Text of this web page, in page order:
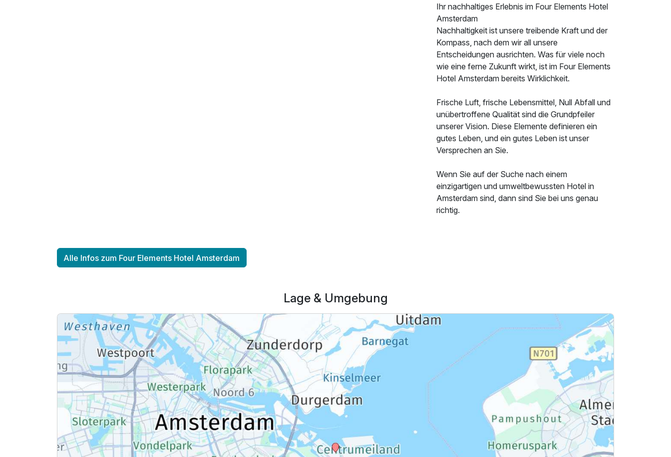
Ihr nachhaltiges Erlebnis im Four Elements Hotel
Amsterdam
Nachhaltigkeit ist unsere treibende Kraft und der
Kompass, nach dem wir all unsere
Entscheidungen ausrichten. Was für viele noch
wie eine ferne Zukunft wirkt, ist im Four Elements
Hotel Amsterdam bereits Wirklichkeit.
Frische Luft, frische Lebensmittel, Null Abfall und
unübertroffene Qualität sind die Grundpfeiler
unserer Vision. Diese Elemente definieren ein
gutes Leben, und ein gutes Leben ist unser
Versprechen an Sie.
Wenn Sie auf der Suche nach einem
einzigartigen und umweltbewussten Hotel in
Amsterdam sind, dann sind Sie bei uns genau
richtig.
Alle Infos zum Four Elements Hotel Amsterdam
Lage & Umgebung